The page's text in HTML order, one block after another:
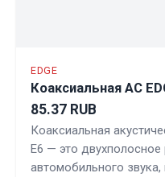
EDGE
Коаксиальная АС
85.37 RUB
Коаксиальная
E6 — это
автомобильного звука,